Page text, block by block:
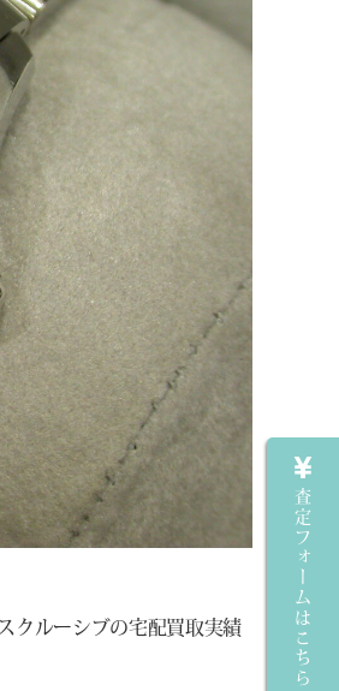
クルーシブの宅配買取実績
査定フォームはこちら